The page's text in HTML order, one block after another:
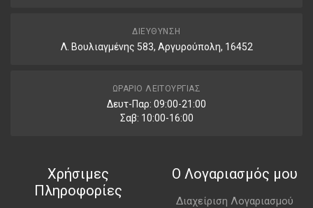
ΔΙΕΎΘΥΝΣΗ
Λ. Βουλιαγμένης 583, Αργυρούπολη, 16452
ΩΡΆΡΙΟ ΛΕΙΤΟΥΡΓΊΑΣ
Δευτ-Παρ: 09:00-21:00
Σαβ: 10:00-16:00
Χρήσιμες
Πληροφορίες
Ο Λογαριασμός μου
Διαχείριση Λογαριασμού